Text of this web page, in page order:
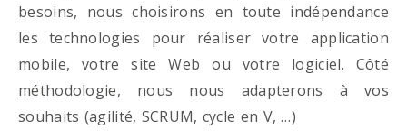
besoins, nous choisirons en toute indépendance
les technologies pour réaliser votre application
mobile, votre site Web ou votre logiciel. Côté
méthodologie, nous nous adapterons à vos
souhaits (agilité, SCRUM, cycle en V, …)